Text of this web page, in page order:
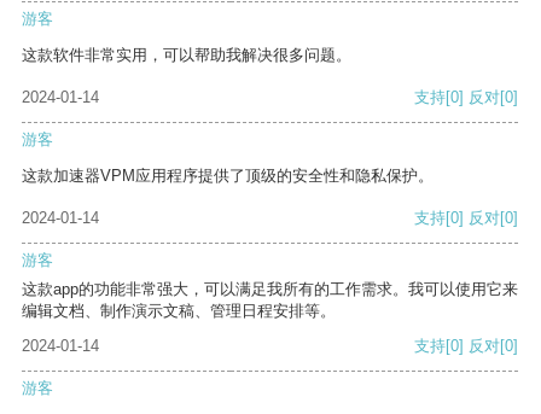
游客
这款软件非常实用，可以帮助我解决很多问题。
2024-01-14 支持[0] 反对[0]
游客
这款加速器VPM应用程序提供了顶级的安全性和隐私保护。
2024-01-14 支持[0] 反对[0]
游客
这款app的功能非常强大，可以满足我所有的工作需求。我可以使用它来
编辑文档、制作演示文稿、管理日程安排等。
2024-01-14
支持[0] 反对[0]
游客